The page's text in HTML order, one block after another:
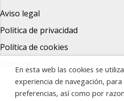
Aviso legal
Politica de privacidad
Política de cookies
En esta web las cookies se
experiencia de navegación,
preferencias, así como por